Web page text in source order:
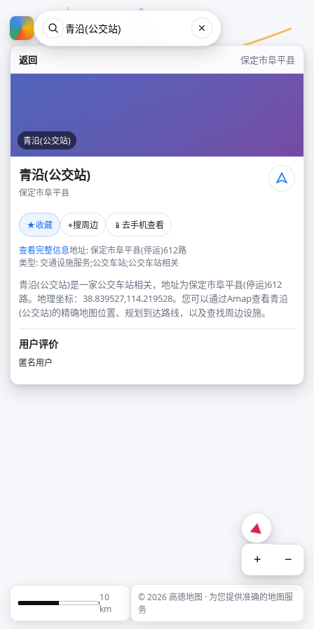
返回 保定市阜平县
青沿(公交站)
青沿(公交站)
保定市阜平县
★收藏 ⌖搜周边 📱 去手机查看
查看完整信息地址: 保定市阜平县(停运)612路
类型: 交通设施服务;公交车站;公交车站相关
青沿(公交站)是一家公交车站相关，地址为保定市阜平县(停运)612
路。地理坐标：38.839527,114.219528。您可以通过Amap查看青沿
(公交站)的精确地图位置、规划到达路线，以及查找周边设施。
用户评价
匿名用户
+ −
10
km
© 2026 高德地图 · 为您提供准确的地图服
务